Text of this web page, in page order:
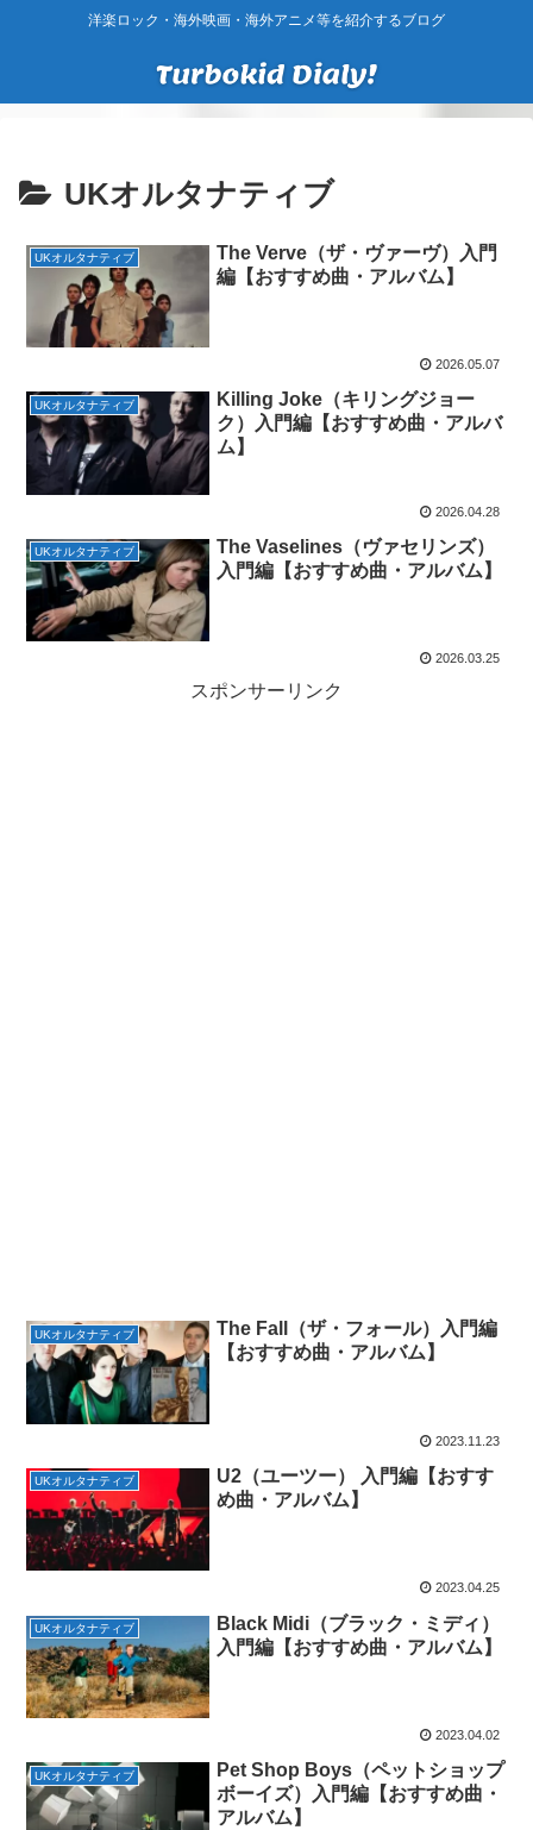
洋楽ロック・海外映画・海外アニメ等を紹介するブログ
UKオルタナティブ
UKオルタナティブ
The Verve（ザ・ヴァーヴ）入門
編【おすすめ曲・アルバム】
2026.05.07
UKオルタナティブ
Killing Joke（キリングジョー
ク）入門編【おすすめ曲・アルバ
ム】
2026.04.28
UKオルタナティブ
The Vaselines（ヴァセリンズ）
入門編【おすすめ曲・アルバム】
2026.03.25
スポンサーリンク
UKオルタナティブ
The Fall（ザ・フォール）入門編
【おすすめ曲・アルバム】
2023.11.23
UKオルタナティブ
U2（ユーツー） 入門編【おすす
め曲・アルバム】
2023.04.25
UKオルタナティブ
Black Midi（ブラック・ミディ）
入門編【おすすめ曲・アルバム】
2023.04.02
UKオルタナティブ
Pet Shop Boys（ペットショップ
ボーイズ）入門編【おすすめ曲・
アルバム】